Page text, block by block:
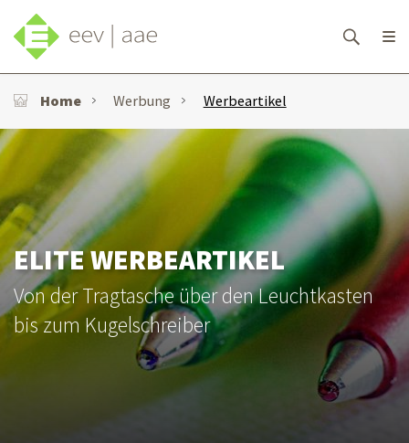
Home Werbung Werbeartikel
ELITE WERBEARTIKEL
Von der Tragtasche über den Leuchtkasten
bis zum Kugelschreiber